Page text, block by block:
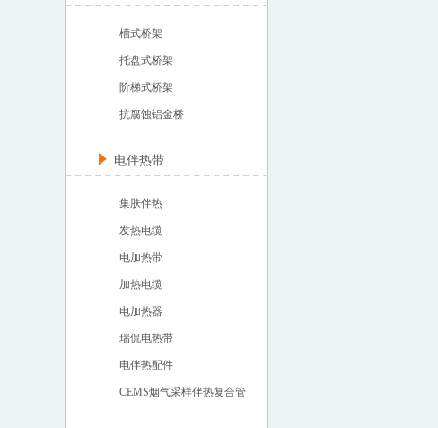
槽式桥架
托盘式桥架
阶梯式桥架
抗腐蚀铝金桥
电伴热带
集肤伴热
发热电缆
电加热带
加热电缆
电加热器
瑞侃电热带
电伴热配件
CEMS烟气采样伴热复合管